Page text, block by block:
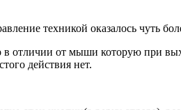
техникой оказалось чуть
в отличии от мыши которую при
действия нет.